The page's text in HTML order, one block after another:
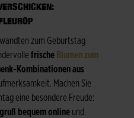
zum Geburtstag
frische Blumen zum
Kombinationen aus
Machen Sie
eine besondere Freude:
bequem online und